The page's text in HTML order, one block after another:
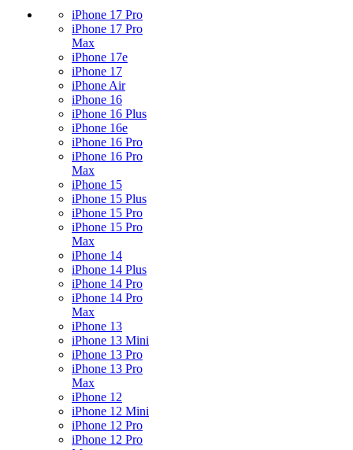
iPhone 17 Pro
iPhone 17 Pro
Max
iPhone 17e
iPhone 17
iPhone Air
iPhone 16
iPhone 16 Plus
iPhone 16e
iPhone 16 Pro
iPhone 16 Pro
Max
iPhone 15
iPhone 15 Plus
iPhone 15 Pro
iPhone 15 Pro
Max
iPhone 14
iPhone 14 Plus
iPhone 14 Pro
iPhone 14 Pro
Max
iPhone 13
iPhone 13 Mini
iPhone 13 Pro
iPhone 13 Pro
Max
iPhone 12
iPhone 12 Mini
iPhone 12 Pro
iPhone 12 Pro